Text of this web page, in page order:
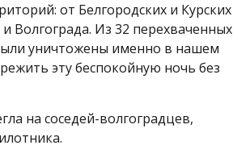
от Белгородских и Курских
Волгограда. Из 32 перехваченных
уничтожены именно в нашем
эту беспокойную ночь без
на соседей-волгоградцев,